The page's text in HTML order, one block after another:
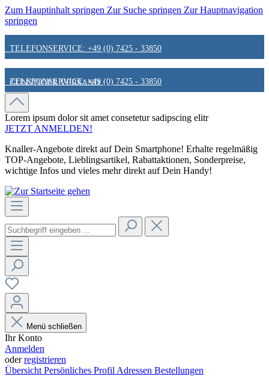
Zum Hauptinhalt springen Zur Suche springen Zur Hauptnavigation
springen
TELEFONSERVICE: +49 (0) 7425 - 33850
GÜNSTIGER VERSAND
FAIR & KUNDENORIENTIERT
HINWEIS ZU STATIONÄREN PREISEN
TELEFONSERVICE: +49 (0) 7425 - 33850
GÜNSTIGER VERSAND
FAIR & KUNDENORIENTIERT
HINWEIS ZU STATIONÄREN PREISEN
Lorem ipsum dolor sit amet consetetur sadipscing elitr
JETZT ANMELDEN!
Knaller-Angebote direkt auf Dein Smartphone! Erhalte regelmäßig
TOP-Angebote, Lieblingsartikel, Rabattaktionen, Sonderpreise,
wichtige Infos und vieles mehr direkt auf Dein Handy!
Menü schließen
Ihr Konto
Anmelden
oderregistrieren
Übersicht Persönliches Profil Adressen Bestellungen